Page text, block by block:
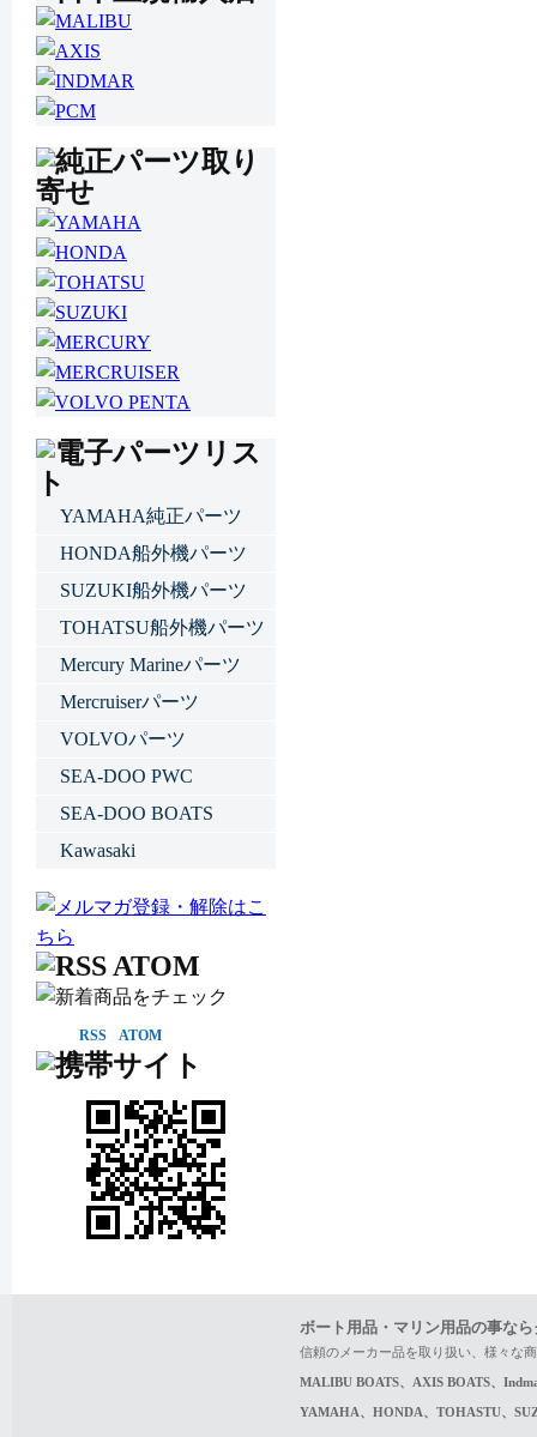
YAMAHA純正パーツ
HONDA船外機パーツ
SUZUKI船外機パーツ
TOHATSU船外機パーツ
Mercury Marineパーツ
Mercruiserパーツ
VOLVOパーツ
SEA-DOO PWC
SEA-DOO BOATS
Kawasaki
RSS ATOM
ボート用品・マリン用品の事な
信頼のメーカー品を取り扱い、様々な
MALIBU BOATS、AXIS BOATS、
YAMAHA、HONDA、TOHASTU、